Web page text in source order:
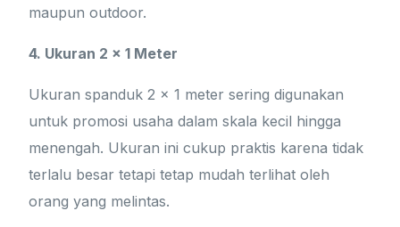
maupun outdoor.
4. Ukuran 2 x 1 Meter
Ukuran spanduk 2 x 1 meter sering digunakan
untuk promosi usaha dalam skala kecil hingga
menengah. Ukuran ini cukup praktis karena tidak
terlalu besar tetapi tetap mudah terlihat oleh
orang yang melintas.